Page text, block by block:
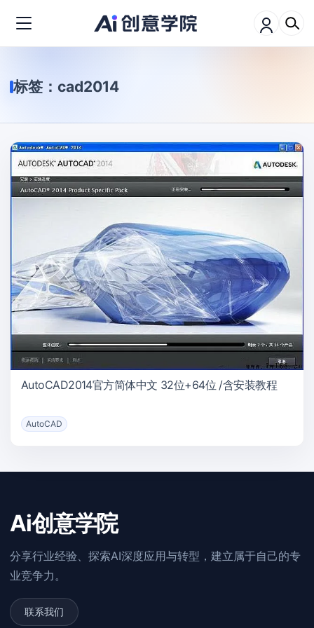
标签： cad2014
AutoCAD2014官方简体中文 32位+64位 /含安装教程
AutoCAD
Ai创意学院
分享行业经验、探索AI深度应用与转型，建立属于自己的专
业竞争力。
联系我们